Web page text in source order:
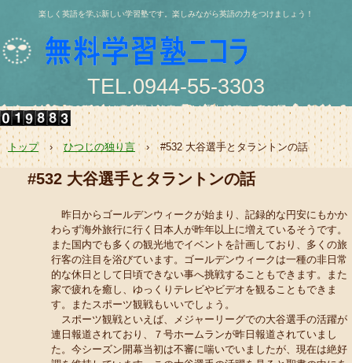
楽しく英語を学ぶ新しい学習塾です。楽しみながら英語の力をつけましょう！
TEL.0944-55-3303
〒836-0844 大牟田市浄真町114番地 浄真ビル202号
e-mail:nishio@jukunicolas.net
トップ › ひつじの独り言 › #532 大谷選手とタラントンの話
#532 大谷選手とタラントンの話
昨日からゴールデンウィークが始まり、記録的な円安にもかか
わらず海外旅行に行く日本人が昨年以上に増えているそうです。
また国内でも多くの観光地でイベントを計画しており、多くの旅
行客の注目を浴びています。ゴールデンウィークは一種の非日常
的な休日として日頃できない事へ挑戦することもできます。また
家で疲れを癒し、ゆっくりテレビやビデオを観ることもできま
す。またスポーツ観戦もいいでしょう。
スポーツ観戦といえば、メジャーリーグでの大谷選手の活躍が
連日報道されており、７号ホームランが昨日報道されていまし
た。今シーズン開幕当初は不審に喘いでいましたが、現在は絶好